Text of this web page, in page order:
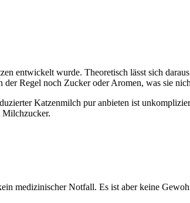
entwickelt wurde. Theoretisch lässt sich
Regel noch Zucker oder Aromen, was sie
Katzenmilch pur anbieten ist
Milchzucker.
medizinischer Notfall. Es ist aber keine